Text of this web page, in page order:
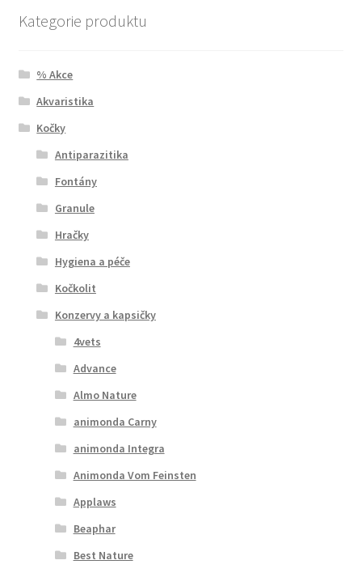
Kategorie produktu
% Akce
Akvaristika
Kočky
Antiparazitika
Fontány
Granule
Hračky
Hygiena a péče
Kočkolit
Konzervy a kapsičky
4vets
Advance
Almo Nature
animonda Carny
animonda Integra
Animonda Vom Feinsten
Applaws
Beaphar
Best Nature